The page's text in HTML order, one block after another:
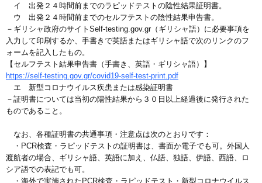
イ 出発２４時間前までのラピッドテストの陰性結果証明書。
ウ 出発２４時間前までのセルフテストの陰性結果申告書。
－ギリシャ政府のサイトSelf-testing.gov.gr（ギリシャ語）に必要事項を
入力して印刷するか、手書きで英語またはギリシャ語で次のリンクのフ
ォームを記入したもの。
【セルフテスト結果申告書（手書き、英語・ギリシャ語）】
https://self-testing.gov.gr/covid19-self-test-print.pdf
エ 新型コロナウイルス疾患または感染証明書
－証明書については当初の陽性結果から３０日以上経過後に発行された
ものであること。
なお、各種証明書の共通事項・注意点は次のとおりです：
・PCR検査・ラピッドテストの証明書は、書面か電子でも可。外国人
渡航者の場合、ギリシャ語、英語に加え、仏語、独語、伊語、西語、ロ
シア語での表記でも可。
・海外で実施されたPCR検査・ラピッドテスト・新型コロナウイルス